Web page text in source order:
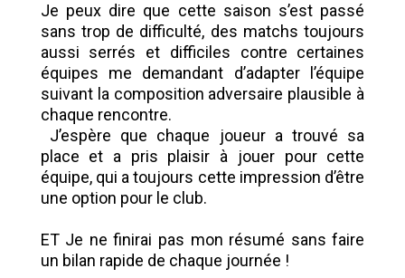
Je peux dire que cette saison s’est passé
sans trop de difficulté, des matchs toujours
aussi serrés et difficiles contre certaines
équipes me demandant d’adapter l’équipe
suivant la composition adversaire plausible à
chaque rencontre.
J’espère que chaque joueur a trouvé sa
place et a pris plaisir à jouer pour cette
équipe, qui a toujours cette impression d’être
une option pour le club.
ET Je ne finirai pas mon résumé sans faire
un bilan rapide de chaque journée !